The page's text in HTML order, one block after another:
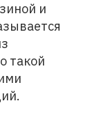
и
такой